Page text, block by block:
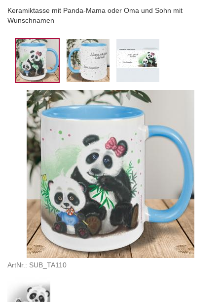
Keramiktasse mit Panda-Mama oder Oma und Sohn mit
Wunschnamen
ArtNr.: SUB_TA110